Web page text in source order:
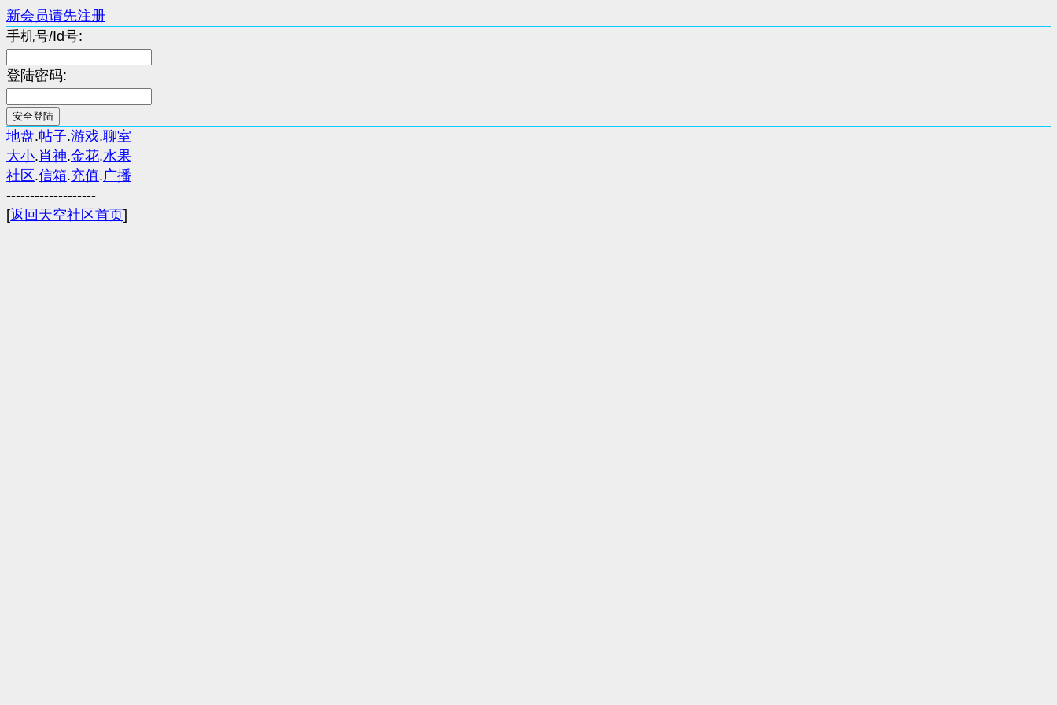
新会员请先注册
手机号/Id号:
登陆密码:
地盘.帖子.游戏.聊室
大小.肖神.金花.水果
社区 .信箱.充值.广播
-------------------
[返回天空社区首页]